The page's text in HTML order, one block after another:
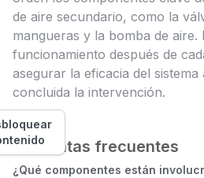
de aire secundario, como la
mangueras y la bomba de aire.
funcionamiento después de
asegurar la eficacia del
concluida la intervención.
Preguntas frecuentes
¿Qué componentes están